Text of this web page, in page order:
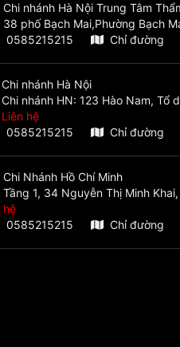
Chi nhánh Hà Nội Trung Tâm
38 phố Bạch Mai,Phường Bạch
0585215215
Chỉ đường
Chi nhánh Hà Nội
Chi nhánh HN: 123 Hào Nam, Tổ
Liên hệ
0585215215
Chỉ đường
Chi Nhánh Hồ Chí Minh
Tầng 1, 34 Nguyễn Thị Minh
hệ
0585215215
Chỉ đường